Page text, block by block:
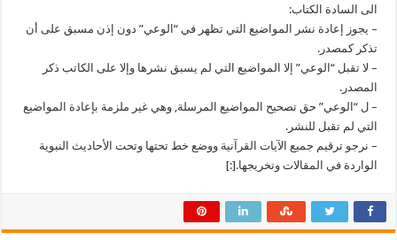
الى السادة الكتاب:
– يجوز إعادة نشر المواضيع التي تظهر في “الوعي” دون إذن مسبق على أن
تذكر كمصدر.
– لا تقبل “الوعي” إلا المواضيع التي لم يسبق نشرها وإلا على الكاتب ذكر
المصدر.
– ل “الوعي” حق تصحيح المواضيع المرسلة, وهي غير ملزمة بإعادة المواضيع
التي لم تقبل للنشر.
– نرجو ترقيم جميع الآيات القرآنية ووضع خط تحتها وتحت الأحاديث النبوية
الواردة في المقالات وتخريجها.[:]